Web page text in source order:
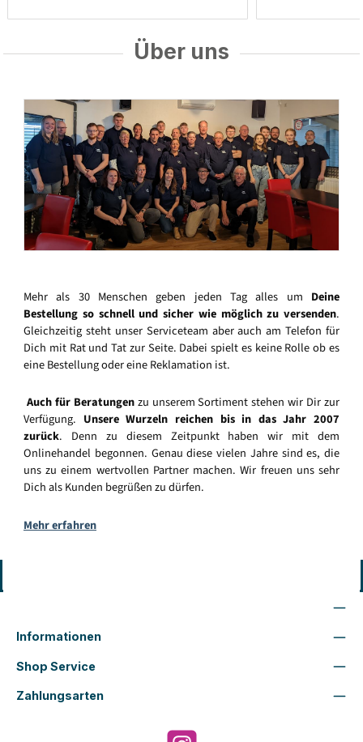
Über uns
Mehr als 30 Menschen geben jeden Tag alles um Deine
Bestellung so schnell und sicher wie möglich zu versenden.
Gleichzeitig steht unser Serviceteam aber auch am Telefon für
Dich mit Rat und Tat zur Seite. Dabei spielt es keine Rolle ob es
eine Bestellung oder eine Reklamation ist.
Auch für Beratungenzu unserem Sortiment stehen wir Dir zur
Verfügung. Unsere Wurzeln reichen bis in das Jahr 2007
zurück. Denn zu diesem Zeitpunkt haben wir mit dem
Onlinehandel begonnen. Genau diese vielen Jahre sind es, die
uns zu einem wertvollen Partner machen. Wir freuen uns sehr
Dich als Kunden begrüßen zu dürfen.
Mehr erfahren
Informationen
Shop Service
Zahlungsarten